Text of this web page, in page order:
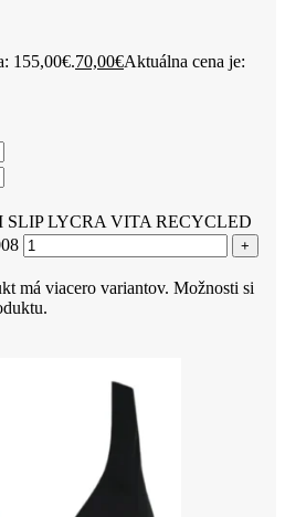
155,00€.70,00€Aktuálna cena je:
SLIP LYCRA VITA RECYCLED
má viacero variantov. Možnosti si